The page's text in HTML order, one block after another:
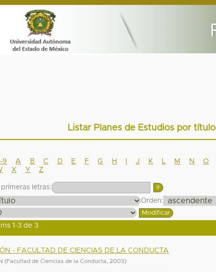
Listar Planes de Estudios por título
9 A B C D E F G H J K M N O
X Y Z
letras:
Orden:
1-3 de 3
- FACULTAD DE CIENCIAS DE LA CONDUCTA
(Facultad de Ciencias de la Conducta 2003)